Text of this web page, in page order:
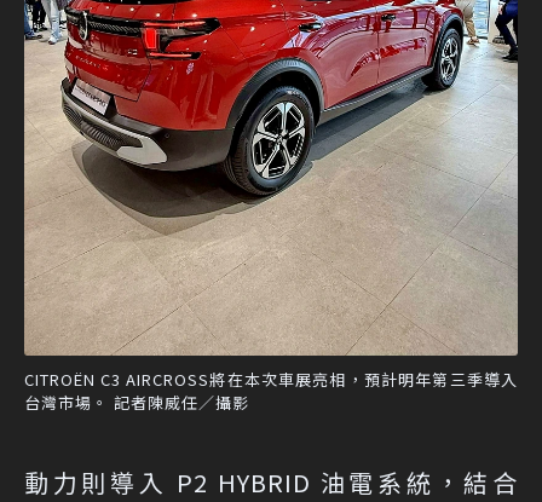
CITROËN C3 AIRCROSS將在本次車展亮相，預計明年第三季導入
台灣市場。 記者陳威任／攝影
動力則導入 P2 HYBRID 油電系統，結合